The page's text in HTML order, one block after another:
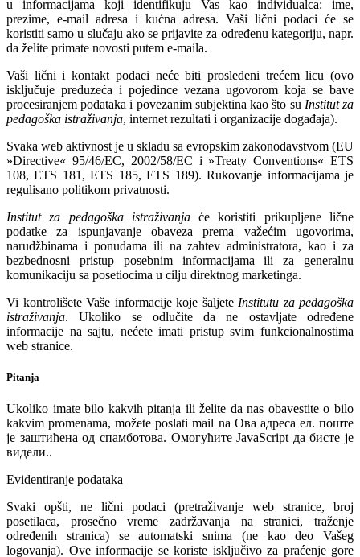
u informacijama koji identifikuju Vas kao individualca: ime,
prezime, e-mail adresa i kućna adresa. Vaši lični podaci će se
koristiti samo u slučaju ako se prijavite za određenu kategoriju, napr.
da želite primate novosti putem e-maila.
Vaši lični i kontakt podaci neće biti prosleđeni trećem licu (ovo
isključuje preduzeća i pojedince vezana ugovorom koja se bave
procesiranjem podataka i povezanim subjektina kao što su Institut za
pedagoška istraživanja, internet rezultati i organizacije događaja).
Svaka web aktivnost je u skladu sa evropskim zakonodavstvom (EU
»Directive« 95/46/EC, 2002/58/EC i »Treaty Conventions« ETS
108, ETS 181, ETS 185, ETS 189). Rukovanje informacijama je
regulisano politikom privatnosti.
Institut za pedagoška istraživanjaće koristiti prikupljene lične
podatke za ispunjavanje obaveza prema važećim ugovorima,
narudžbinama i ponudama ili na zahtev administratora, kao i za
bezbednosni pristup posebnim informacijama ili za generalnu
komunikaciju sa posetiocima u cilju direktnog marketinga.
Vi kontrolišete Vaše informacije koje šaljete Institutu za pedagoška
istraživanja. Ukoliko se odlučite da ne ostavljate određene
informacije na sajtu, nećete imati pristup svim funkcionalnostima
web stranice.
Pitanja
Ukoliko imate bilo kakvih pitanja ili želite da nas obavestite o bilo
kakvim promenama, možete poslati mail na Ова адреса ел. поште
је заштићена од спамботова. Омогућите JavaScript да бисте је
видели..
Evidentiranje podataka
Svaki opšti, ne lični podaci (pretraživanje web stranice, broj
posetilaca, prosečno vreme zadržavanja na stranici, traženje
određenih stranica) se automatski snima (ne kao deo Vašeg
logovanja). Ove informacije se koriste isključivo za praćenje gore